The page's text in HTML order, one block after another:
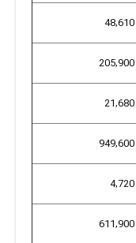
48,610
205,900
21,680
949,600
4,720
611,900